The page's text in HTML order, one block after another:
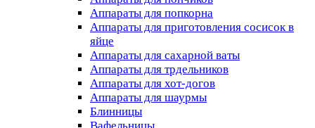
Аппараты для попкорна
Аппараты для приготовления сосисок в
яйце
Аппараты для сахарной ваты
Аппараты для трдельников
Аппараты для хот-догов
Аппараты для шаурмы
Блинницы